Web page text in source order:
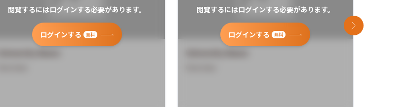
閲覧するにはログインする必要があります。
ログインする 無料
閲覧するにはログインする必要があります。
ログインする 無料
次のスライド